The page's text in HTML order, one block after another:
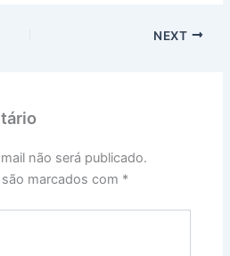
NEXT
não será publicado.
marcados com *